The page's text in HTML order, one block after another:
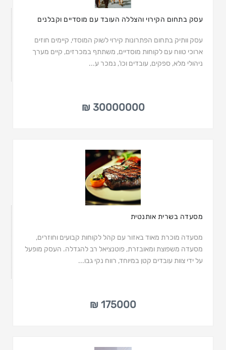
עסק בתחום הקירוי והצללה העובד עם מוסדיים וקבלנים
עסק וותיק בתחום הפתרונות קירוי לשוק המוסדי, קיימים חוזים
ארוכי טווח עם לקוחות מוסדיים, משתתף במכרזים, קיים מערך
ניהולי מלא, ספקים, עובדים וכו', נמכר ע...
30000000 ₪
מסעדה בשרית אותנטית
מסעדה מוכרת מאוד באזור עם קהל לקוחות קבועים וחוזרים,
מסעדה משפוצת ומאובזרת, פוטנציאל רב להגדלה. העסק מופעל
על ידי צוות עובדים קטן במיוחד, רווח נקי גבו...
175000 ₪